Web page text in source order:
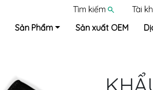
Tìm kiếm Tài
Sản Phẩm Sản xuất OEM